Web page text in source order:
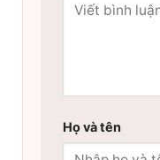
Họ và tên